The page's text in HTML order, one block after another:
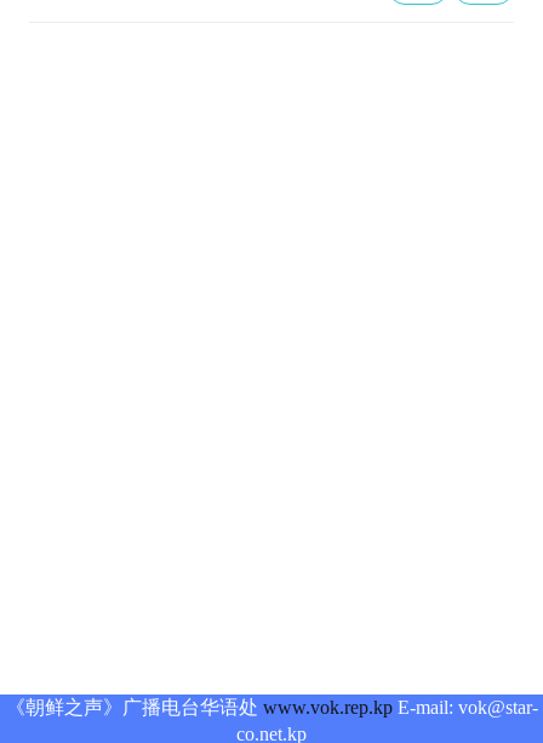
《朝鲜之声》广播电台华语处 www.vok.rep.kpE-mail: vok@star-
co.net.kp